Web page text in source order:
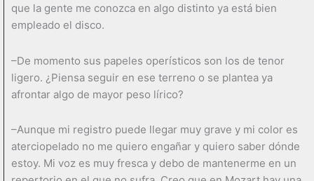
que la gente me conozca en algo distinto ya está bien
empleado el disco.
–De momento sus papeles operísticos son los de tenor
ligero. ¿Piensa seguir en ese terreno o se plantea ya
afrontar algo de mayor peso lírico?
–Aunque mi registro puede llegar muy grave y mi color es
aterciopelado no me quiero engañar y quiero saber dónde
estoy. Mi voz es muy fresca y debo de mantenerme en un